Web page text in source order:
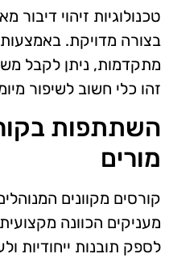
טכנולוגיות זיהוי
בצורה מדויקת.
מתקדמות, ניתן לקבל
זהו כלי חשוב לשיפור
השתתפות
מורים
קורסים מקוונים
מעניקים הכוונה מקצועית
לספק תובנות ייחודיות